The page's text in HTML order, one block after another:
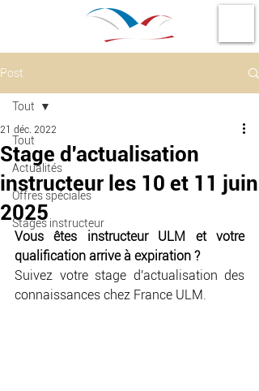
Post
Tout
Actualités
Offres spéciales
Stages instructeur
Tout
Stage d'actualisation
instructeur les 10 et 11 juin
2025
21 déc. 2022
Vous êtes instructeur ULM et votre
qualification arrive à expiration ?
Suivez votre stage d'actualisation des
connaissances chez France ULM.